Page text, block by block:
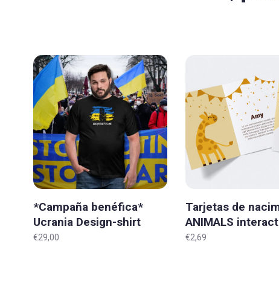
*Campaña benéfica*
Ucrania Design-shirt
UKRAINE ITS.ME Todos
€29,00
Tarjetas de
ANIMALS
'Original'
€2,69